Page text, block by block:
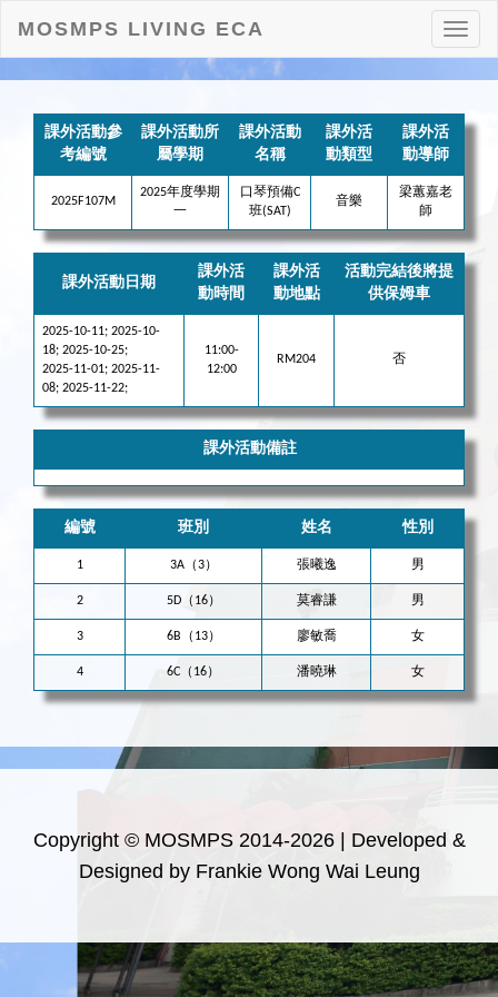
打
開
MOSMPS LIVING ECA
課外活動參
考編號
課外活動所
屬學期
課外活動
名稱
課外活
動類型
課外活
動導師
2025F107M
2025年度學期
一
口琴預備C
班(SAT)
音樂
梁蕙嘉老
師
課外活動日期
課外活
動時間
課外活
動地點
活動完結後將提
供保姆車
2025-10-11; 2025-10-
18; 2025-10-25;
2025-11-01; 2025-11-
08; 2025-11-22;
11:00-
12:00
RM204 否
課外活動備註
編號 班別 姓名 性別
1 3A（3） 張曦逸 男
2 5D（16） 莫睿謙 男
3 6B（13） 廖敏喬 女
4 6C（16） 潘曉琳 女
Copyright © MOSMPS 2014-2026 | Developed &
Designed by Frankie Wong Wai Leung